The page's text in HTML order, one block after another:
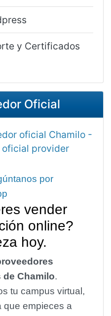
y Certificados
Oficial
por
vender
online?
hoy.
de Chamilo.
tu campus virtual,
que empieces a